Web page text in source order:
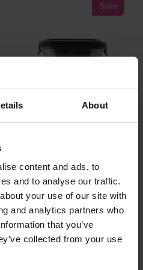
About
content and ads, to
and to analyse our traffic.
your use of our site with
and analytics partners who
that you’ve
collected from your use
Sale
RVS vershouddoos 400 ml
met gravering
€18.95
Oorspronkelijke
prijs
was:
€18.95.
€16.95
Huidige
prijs
is:
€16.95.
RVS
vershouddoos
400
ml
Sale